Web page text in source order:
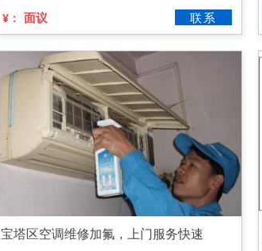
¥： 面议 联系
宝塔区空调维修加氟，上门服务快速